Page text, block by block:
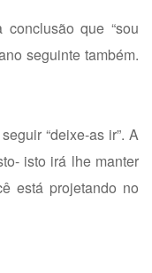
que “sou
seguinte também.
“deixe-as ir”. A
isto irá lhe manter
está projetando no